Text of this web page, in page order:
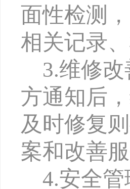
面性检测
相关记录
3.维修
方通知后
及时修复
案和改善服
4.安全